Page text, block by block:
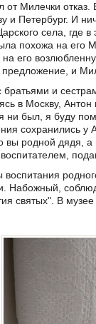
от Милечки
и Петербург. И
села, где
похожа на его
на его
и
братьями и
в Москву,
ни был, я буду
сохранились у
вы родной дядя,
воспитания
Набожный,
святых". В